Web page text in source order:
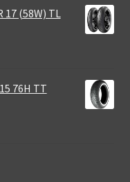
17 (58W) TL
76H TT